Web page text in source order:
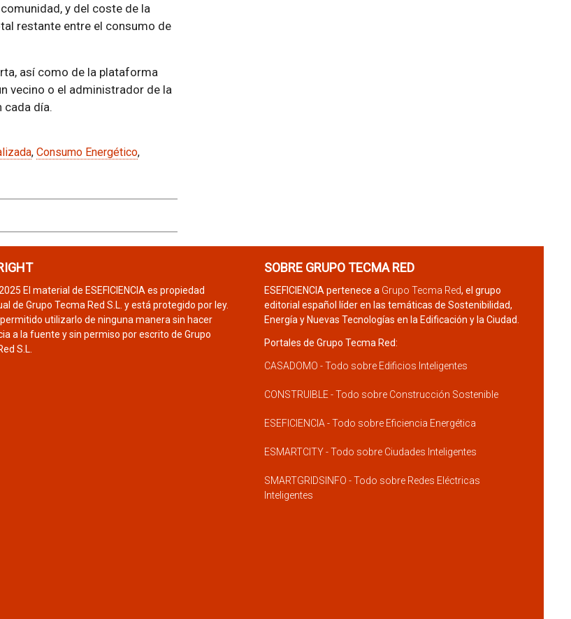
y del coste de la
restante entre el consumo de
así como de la plataforma
vecino o el administrador de la
cada día.
, Consumo Energético,
El material de ESEFICIENCIA es propiedad
de Grupo Tecma Red S.L. y está protegido por ley.
utilizarlo de ninguna manera sin hacer
a la fuente y sin permiso por escrito de Grupo
S.L.
SOBRE GRUPO TECMA RED
ESEFICIENCIA pertenece a Grupo Tecma Red, el grupo
editorial español líder en las temáticas de Sostenibilidad,
Energía y Nuevas Tecnologías en la Edificación y la Ciudad.
Portales de Grupo Tecma Red:
CASADOMO - Todo sobre Edificios Inteligentes
CONSTRUIBLE - Todo sobre Construcción Sostenible
ESEFICIENCIA - Todo sobre Eficiencia Energética
ESMARTCITY - Todo sobre Ciudades Inteligentes
SMARTGRIDSINFO - Todo sobre Redes Eléctricas
Inteligentes